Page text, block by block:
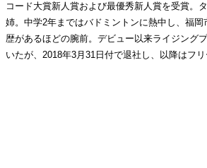
コード大賞新人賞および最優秀新人賞を受賞。
姉。中学2年まではバドミントンに熱中し、福
歴があるほどの腕前。デビュー以来ライジング
いたが、2018年3月31日付で退社し、以降はフリ